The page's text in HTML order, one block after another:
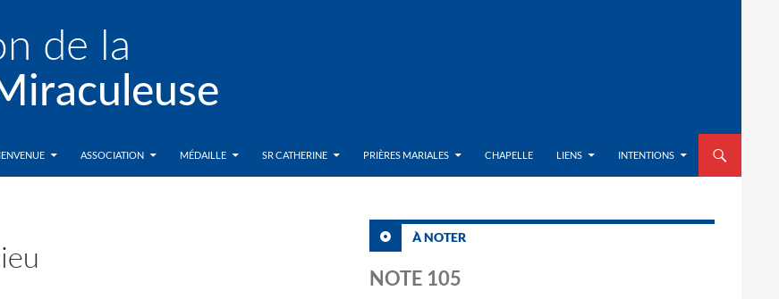
ASSOCIATION MÉDAILLE SR CATHERINE PRIÈRES MARIALES CHAPELLE LIENS INTENTIONS
À NOTER
NOTE 105